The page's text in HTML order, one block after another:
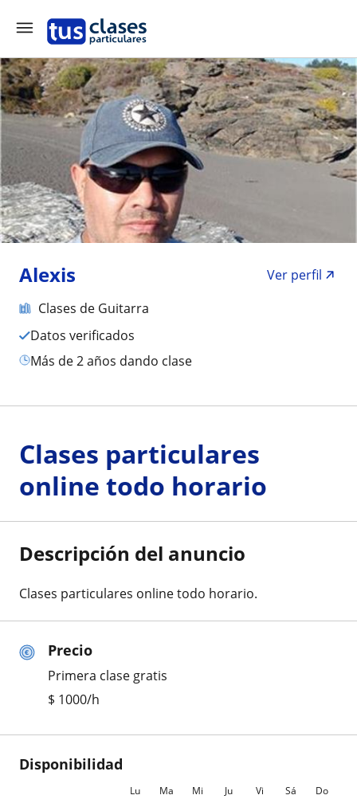
Alexis
Ver perfil
Clases de Guitarra
Datos verificados
más de 2 años dando clase
Precio
Primera clase gratis
$ 1000/h
Disponibilidad
Lu Ma Mi Ju Vi Sá Do
Clases particulares
online todo horario
Descripción del anuncio
Clases particulares online todo horario.